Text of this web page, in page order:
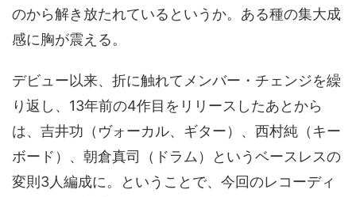
のから解き放たれているというか。ある種の集大成
感に胸が震える。
デビュー以来、折に触れてメンバー・チェンジを繰
り返し、13年前の4作目をリリースしたあとから
は、吉井功（ヴォーカル、ギター）、西村純（キー
ボード）、朝倉真司（ドラム）というベースレスの
変則3人編成に。ということで、今回のレコーディ